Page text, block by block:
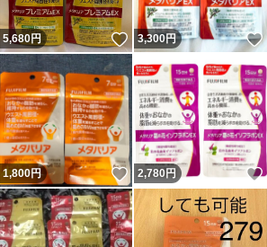
いいね！
5,680円 いいね！
3,300円
いいね！
1,800円 いいね！
2,780円